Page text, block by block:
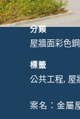
分類
屋牆面彩色
標籤
公共工程, 屋
案名：金屬